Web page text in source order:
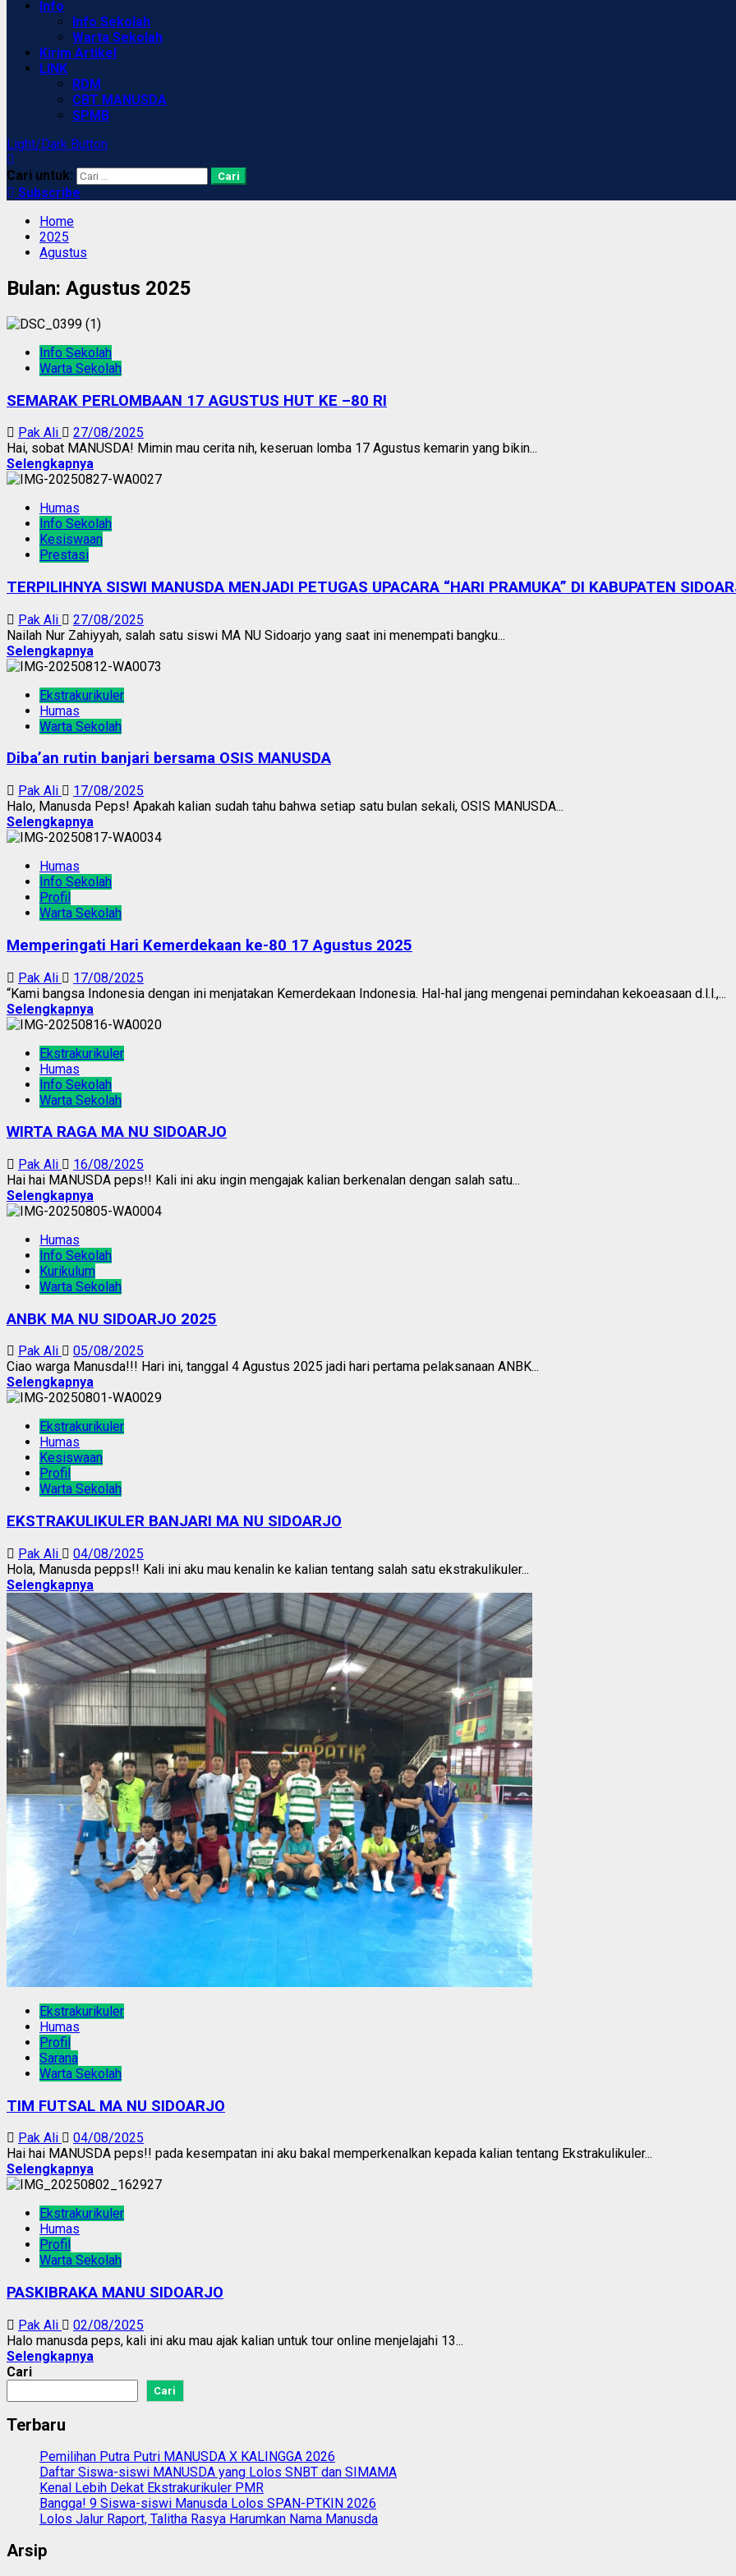
Info
Info Sekolah
Warta Sekolah
Kirim Artikel
LINK
RDM
CBT MANUSDA
SPMB
Light/Dark Button
Cari untuk:
Subscribe
Home
2025
Agustus
Bulan: Agustus 2025
Info Sekolah
Warta Sekolah
SEMARAK PERLOMBAAN 17 AGUSTUS HUT KE –80 RI
Pak Ali
27/08/2025
Hai, sobat MANUSDA! Mimin mau cerita nih, keseruan lomba 17 Agustus kemarin yang bikin...
Selengkapnya
Humas
Info Sekolah
Kesiswaan
Prestasi
TERPILIHNYA SISWI MANUSDA MENJADI PETUGAS UPACARA “HARI PRAMUKA” DI KABUPATEN
Pak Ali
27/08/2025
Nailah Nur Zahiyyah, salah satu siswi MA NU Sidoarjo yang saat ini menempati bangku...
Selengkapnya
Ekstrakurikuler
Humas
Warta Sekolah
Diba’an rutin banjari bersama OSIS MANUSDA
Pak Ali
17/08/2025
Halo, Manusda Peps! Apakah kalian sudah tahu bahwa setiap satu bulan sekali, OSIS MANUSDA...
Selengkapnya
Humas
Info Sekolah
Profil
Warta Sekolah
Memperingati Hari Kemerdekaan ke-80 17 Agustus 2025
Pak Ali
17/08/2025
“Kami bangsa Indonesia dengan ini menjatakan Kemerdekaan Indonesia. Hal-hal jang mengenai pemindahan kekoeasaan d.l.l.,...
Selengkapnya
Ekstrakurikuler
Humas
Info Sekolah
Warta Sekolah
WIRTA RAGA MA NU SIDOARJO
Pak Ali
16/08/2025
Hai hai MANUSDA peps!! Kali ini aku ingin mengajak kalian berkenalan dengan salah satu...
Selengkapnya
Humas
Info Sekolah
Kurikulum
Warta Sekolah
ANBK MA NU SIDOARJO 2025
Pak Ali
05/08/2025
Ciao warga Manusda!!! Hari ini, tanggal 4 Agustus 2025 jadi hari pertama pelaksanaan ANBK...
Selengkapnya
Ekstrakurikuler
Humas
Kesiswaan
Profil
Warta Sekolah
EKSTRAKULIKULER BANJARI MA NU SIDOARJO
Pak Ali
04/08/2025
Hola, Manusda pepps!! Kali ini aku mau kenalin ke kalian tentang salah satu ekstrakulikuler...
Selengkapnya
Ekstrakurikuler
Humas
Profil
Sarana
Warta Sekolah
TIM FUTSAL MA NU SIDOARJO
Pak Ali
04/08/2025
Hai hai MANUSDA peps!! pada kesempatan ini aku bakal memperkenalkan kepada kalian tentang Ekstrakulikuler...
Selengkapnya
Ekstrakurikuler
Humas
Profil
Warta Sekolah
PASKIBRAKA MANU SIDOARJO
Pak Ali
02/08/2025
Halo manusda peps, kali ini aku mau ajak kalian untuk tour online menjelajahi 13...
Selengkapnya
Cari
Cari
Terbaru
Pemilihan Putra Putri MANUSDA X KALINGGA 2026
Daftar Siswa-siswi MANUSDA yang Lolos SNBT dan SIMAMA
Kenal Lebih Dekat Ekstrakurikuler PMR
Bangga! 9 Siswa-siswi Manusda Lolos SPAN-PTKIN 2026
Lolos Jalur Raport, Talitha Rasya Harumkan Nama Manusda
Arsip